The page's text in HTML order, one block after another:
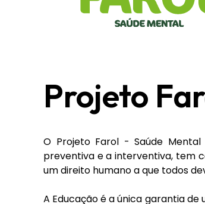
Projeto
O Projeto Farol - Saúde
preventiva e a interventiva, tem
um direito humano a que todos
A Educação é a única garantia